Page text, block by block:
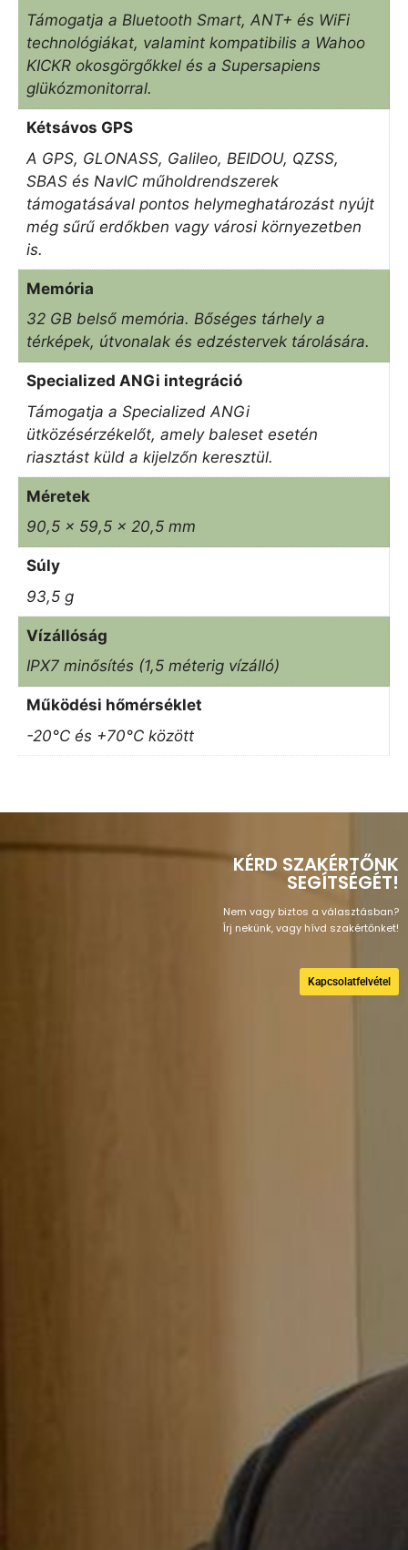
Támogatja a Bluetooth Smart, ANT+ és WiFi
technológiákat, valamint kompatibilis a Wahoo
KICKR okosgörgőkkel és a Supersapiens
glükózmonitorral.
Kétsávos GPS
A GPS, GLONASS, Galileo, BEIDOU, QZSS,
SBAS és NavIC műholdrendszerek
támogatásával pontos helymeghatározást nyújt
még sűrű erdőkben vagy városi környezetben
is.
Memória
32 GB belső memória. Bőséges tárhely a
térképek, útvonalak és edzéstervek tárolására.
Specialized ANGi integráció
Támogatja a Specialized ANGi
ütközésérzékelőt, amely baleset esetén
riasztást küld a kijelzőn keresztül.
Méretek
90,5 x 59,5 x 20,5 mm
Súly
93,5 g
Vízállóság
IPX7 minősítés (1,5 méterig vízálló)
Működési hőmérséklet
-20°C és +70°C között
KÉRD SZAKÉRTŐNK
SEGÍTSÉGÉT!
Nem vagy biztos a választásban?
Írj nekünk, vagy hívd szakértőnket!
Kapcsolatfelvétel